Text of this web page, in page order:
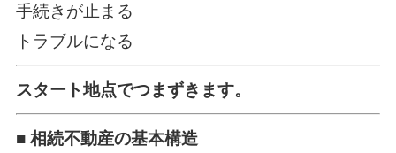
手続きが止まる
トラブルになる
スタート地点でつまずきます。
■ 相続不動産の基本構造